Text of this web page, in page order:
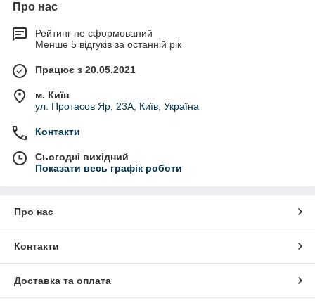
Про нас
Рейтинг не сформований
Менше 5 відгуків за останній рік
Працює з 20.05.2021
м. Київ
ул. Протасов Яр, 23А, Київ, Україна
Контакти
Сьогодні вихідний
Показати весь графік роботи
Про нас
Контакти
Доставка та оплата